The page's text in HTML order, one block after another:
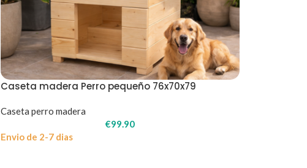
Caseta madera Perro pequeño 76x70x79
Caseta perro madera
€99.90
Envio de 2-7 dias